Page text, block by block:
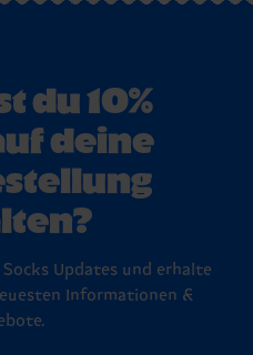
du 10%
deine
Updates und erhalte
Informationen &